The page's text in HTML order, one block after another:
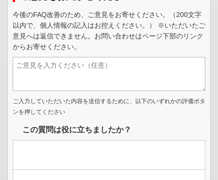
今後のFAQ改善のため、ご意見をお寄せください。（200文字
以内で、個人情報の記入はお控えください。） ※いただいたご
意見へは返信できません。お問い合わせはページ下部のリンク
からお寄せください。
ご入力していただいた内容を送信するために、以下のいずれかの評価ボタ
ンを押してください
この質問は役に立ちましたか？